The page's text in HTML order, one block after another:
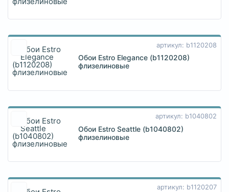
артикул: b1120208
Обои Estro Elegance (b1120208)
флизелиновые
артикул: b1040802
Обои Estro Seattle (b1040802)
флизелиновые
артикул: b1120207